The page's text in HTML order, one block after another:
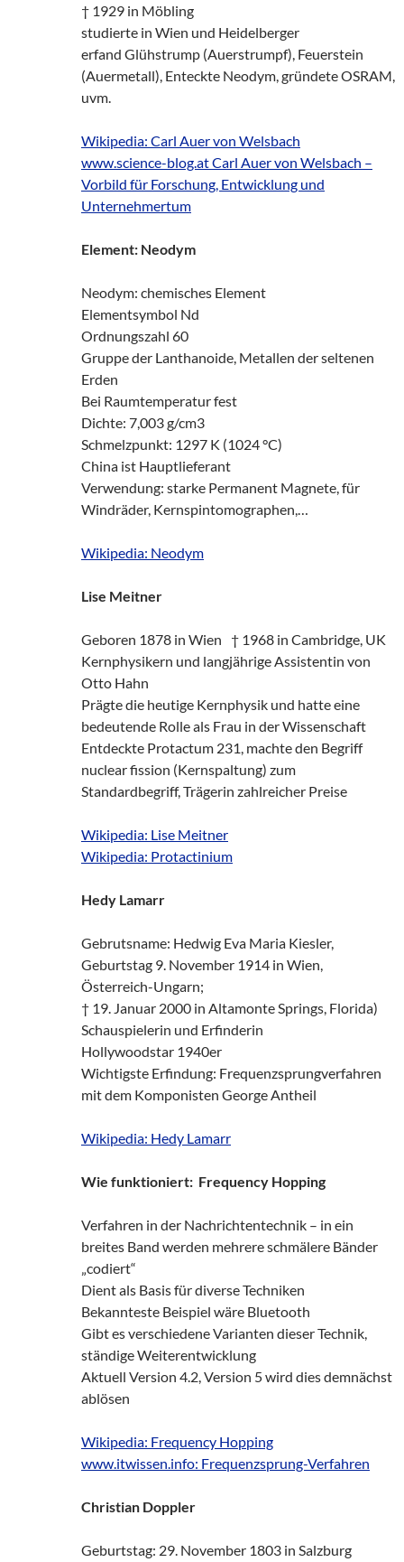
† 1929 in Möbling
studierte in Wien und Heidelberger
erfand Glühstrump (Auerstrumpf), Feuerstein
(Auermetall), Enteckte Neodym, gründete OSRAM,
uvm.
Wikipedia: Carl Auer von Welsbach
www.science-blog.at Carl Auer von Welsbach –
Vorbild für Forschung, Entwicklung und
Unternehmertum
Element: Neodym
Neodym: chemisches Element
Elementsymbol Nd
Ordnungszahl 60
Gruppe der Lanthanoide, Metallen der seltenen
Erden
Bei Raumtemperatur fest
Dichte: 7,003 g/cm3
Schmelzpunkt: 1297 K (1024 °C)
China ist Hauptlieferant
Verwendung: starke Permanent Magnete, für
Windräder, Kernspintomographen,…
Wikipedia: Neodym
Lise Meitner
Geboren 1878 in Wien † 1968 in Cambridge, UK
Kernphysikern und langjährige Assistentin von
Otto Hahn
Prägte die heutige Kernphysik und hatte eine
bedeutende Rolle als Frau in der Wissenschaft
Entdeckte Protactum 231, machte den Begriff
nuclear fission (Kernspaltung) zum
Standardbegriff, Trägerin zahlreicher Preise
Wikipedia: Lise Meitner
Wikipedia: Protactinium
Hedy Lamarr
Gebrutsname: Hedwig Eva Maria Kiesler,
Geburtstag 9. November 1914 in Wien,
Österreich-Ungarn;
† 19. Januar 2000 in Altamonte Springs, Florida)
Schauspielerin und Erfinderin
Hollywoodstar 1940er
Wichtigste Erfindung: Frequenzsprungverfahren
mit dem Komponisten George Antheil
Wikipedia: Hedy Lamarr
Wie funktioniert: Frequency Hopping
Verfahren in der Nachrichtentechnik – in ein
breites Band werden mehrere schmälere Bänder
„codiert“
Dient als Basis für diverse Techniken
Bekannteste Beispiel wäre Bluetooth
Gibt es verschiedene Varianten dieser Technik,
ständige Weiterentwicklung
Aktuell Version 4.2, Version 5 wird dies demnächst
ablösen
Wikipedia: Frequency Hopping
www.itwissen.info: Frequenzsprung-Verfahren
Christian Doppler
Geburtstag: 29. November 1803 in Salzburg